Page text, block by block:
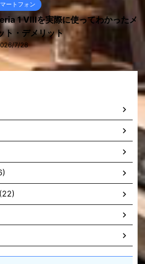
ートフォン
1 VIIIを実際に使ってわかったメ
ト・デメリット
7/28